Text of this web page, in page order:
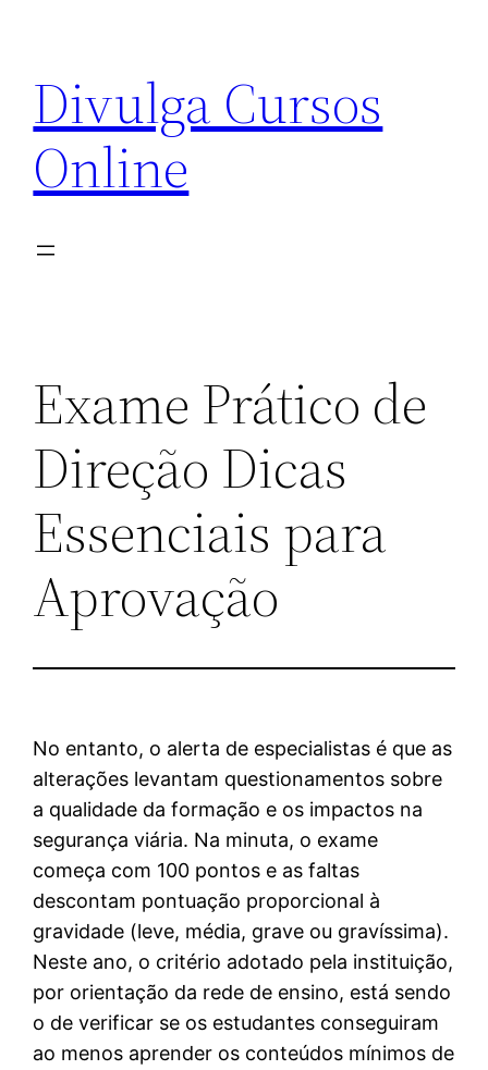
conteúdo
Divulga Cursos
Online
Exame Prático de
Direção Dicas
Essenciais para
Aprovação
No entanto, o alerta de especialistas é que as
alterações levantam questionamentos sobre
a qualidade da formação e os impactos na
segurança viária. Na minuta, o exame
começa com 100 pontos e as faltas
descontam pontuação proporcional à
gravidade (leve, média, grave ou gravíssima).
Neste ano, o critério adotado pela instituição,
por orientação da rede de ensino, está sendo
o de verificar se os estudantes conseguiram
ao menos aprender os conteúdos mínimos de